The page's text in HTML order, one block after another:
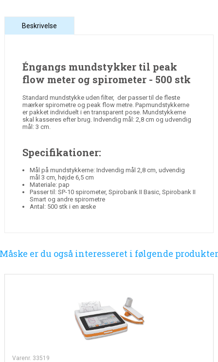
Beskrivelse
Éngangs mundstykker til peak
flow meter og spirometer - 500 stk
Standard mundstykke uden filter, der passer til de fleste
mærker spirometre og peak flow metre. Papmundstykkerne
er pakket individuelt i en transparent pose. Mundstykkerne
skal kasseres efter brug. Indvendig mål: 2,8 cm og udvendig
mål: 3 cm.
Specifikationer:
Mål på mundstykkerne: Indvendig mål 2,8 cm, udvendig
mål 3 cm, højde 6,5 cm
Materiale: pap
Passer til: SP-10 spirometer, Spirobank II Basic, Spirobank II
Smart og andre spirometre
Antal: 500 stk i en æske
Måske er du også interesseret i følgende produkter
Varenr. 33519